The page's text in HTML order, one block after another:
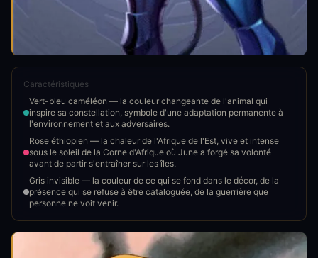
Caractéristiques
Vert-bleu caméléon — la couleur changeante de l'animal qui
inspire sa constellation, symbole d'une adaptation permanente à
l'environnement et aux adversaires.
Rose éthiopien — la chaleur de l'Afrique de l'Est, vive et intense
sous le soleil de la Corne d'Afrique où June a forgé sa volonté
avant de partir s'entraîner sur les îles.
Gris invisible — la couleur de ce qui se fond dans le décor, de la
présence qui se refuse à être cataloguée, de la guerrière que
personne ne voit venir.